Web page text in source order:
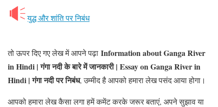
युद्ध और शांति पर निबंध
तो ऊपर दिए गए लेख में आपने पढ़ा Information about Ganga River
in Hindi | गंगा नदी के बारे में जानकारी | Essay on Ganga River in
Hindi | गंगा नदी पर निबंध, उम्मीद है आपको हमारा लेख पसंद आया होगा।
आपको हमारा लेख कैसा लगा हमें कमेंट करके जरूर बताएं, अपने सुझाव या